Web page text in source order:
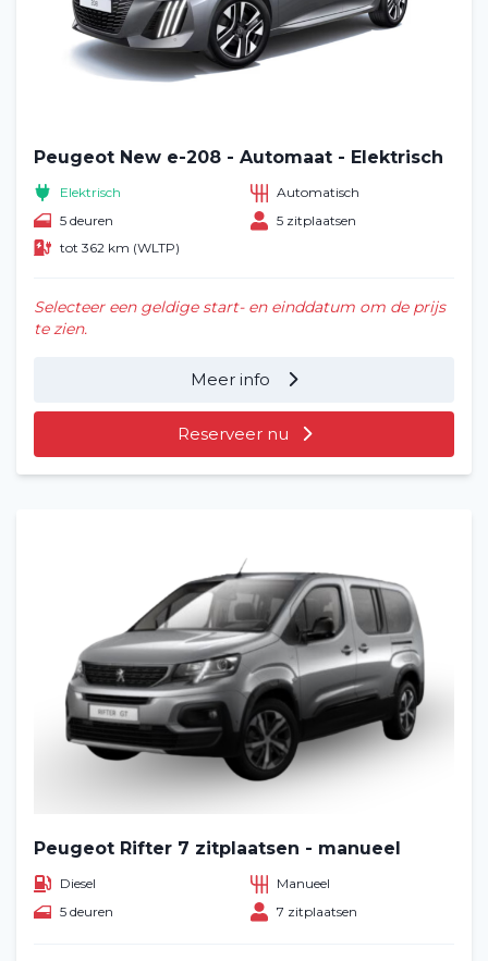
Veelgestelde vragen (FAQ)
Filialen
Contact
Peugeot New e-208 - Automaat - Elektrisch
Elektrisch
Automatisch
5 deuren
5 zitplaatsen
tot 362 km (WLTP)
Selecteer een geldige start- en einddatum om de prijs
te zien.
Meer info
Reserveer nu
Peugeot Rifter 7 zitplaatsen - manueel
Diesel
Manueel
5 deuren
7 zitplaatsen